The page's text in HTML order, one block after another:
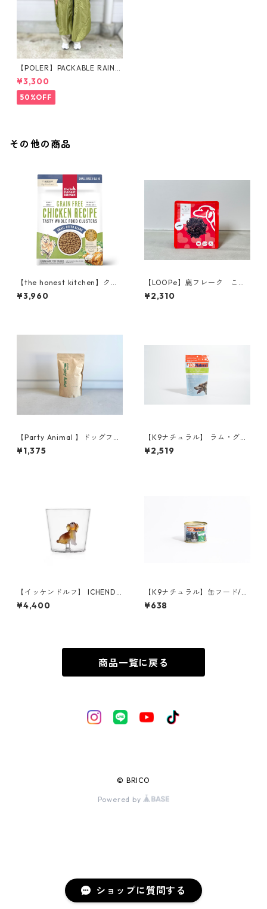
ショップに質問する
【POLER】PACKABLE RAIN P
ONCHO
¥3,300
50%OFF
その他の商品
【the honest kitchen】クラ
ンチグレインフリー チキン 45
0g
¥3,960
【LOOPe】鹿フレーク これ
おいしいやつ、できました
¥2,310
【Party Animal 】ドッグフー
ド／チキン&オーツレシピ 50
0g
¥1,375
【K9ナチュラル】 ラム・グリ
ーントライプ 57g
¥2,519
【イッケンドルフ】 ICHENDO
RF ミラノ ドッグ
¥4,400
【K9ナチュラル】缶フード/ラ
ム・フィースト 170g
¥638
商品一覧に戻る
© BRICO
Powered by